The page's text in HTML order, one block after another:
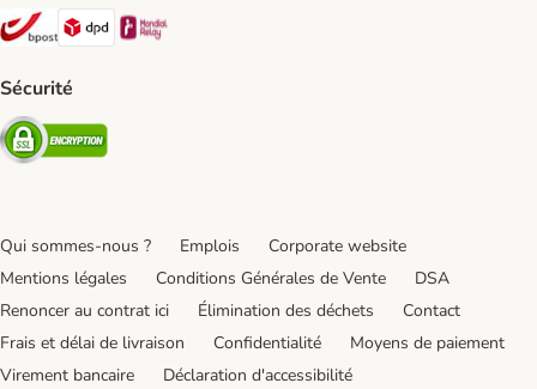
Bpost Shipping Method
DPD Shipping Method
Sécurité
Security
Qui sommes-nous ? Emplois
Corporate website
Mentions légales
Conditions Générales de Vente
DSA
Renoncer au contrat ici
Élimination des déchets
Contact
Frais et délai de livraison
Confidentialité
Moyens de paiement
Virement bancaire
Déclaration d'accessibilité